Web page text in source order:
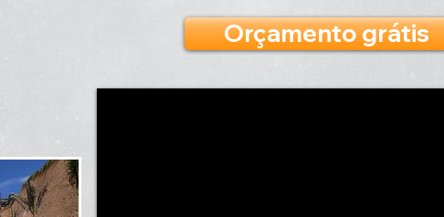
Orçamento grátis